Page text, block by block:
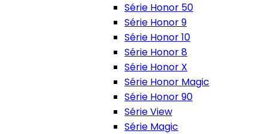
Série Honor 50
Série Honor 9
Série Honor 10
Série Honor 8
Série Honor X
Série Honor Magic
Série Honor 90
Série View
Série Magic